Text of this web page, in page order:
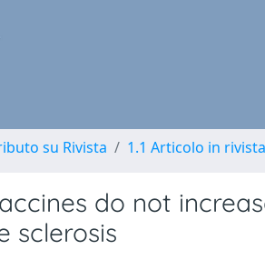
su Rivista 1.1 Articolo in rivista
do not
sclerosis